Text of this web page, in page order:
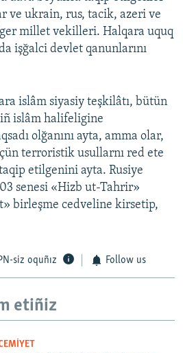
ve ukrain, rus, tacik, azeri ve
millet vekilleri. Halqara uquq
işğalci devlet qanunlarını
islâm siyasiy teşkilâtı, bütün
islâm halifeligine
olğanını ayta, amma olar,
terroristik usullarnı red ete
etilgenini ayta. Rusiye
senesi «Hizb ut-Tahrir»
birleşme cedveline kirsetip,
siz oquñız Follow us
etiñiz